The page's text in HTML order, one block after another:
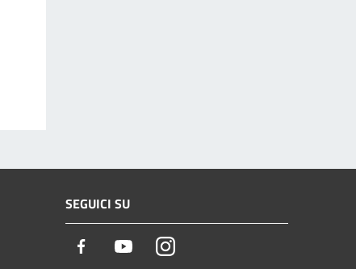
SEGUICI SU
Facebook YoutubeInstagram